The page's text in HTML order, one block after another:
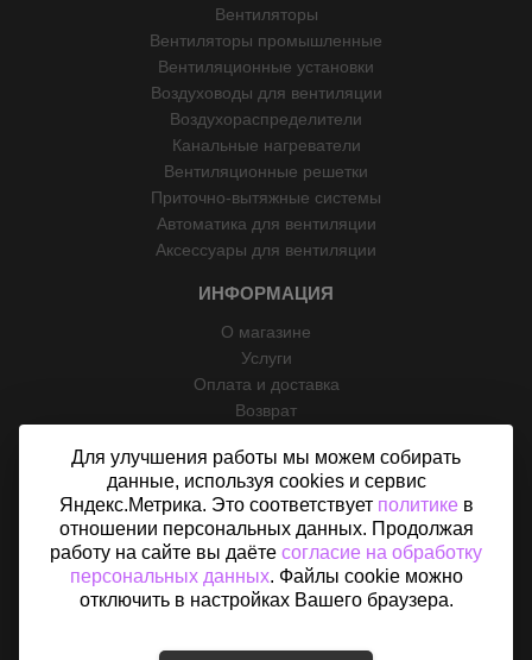
Вентиляторы
Вентиляторы промышленные
Вентиляционные установки
Воздуховоды для вентиляции
Воздухораспределители
Канальные нагреватели
Вентиляционные решетки
Приточно-вытяжные системы
Автоматика для вентиляции
Аксессуары для вентиляции
ИНФОРМАЦИЯ
О магазине
Услуги
Оплата и доставка
Возврат
Контакты
Политика конфиденциальности
Согласие на обработку персональных данных
Карта сайта
Для улучшения работы мы можем собирать
данные, используя cookies и сервис
Яндекс.Метрика. Это соответствует политикев
отношении персональных данных. Продолжая
работу на сайте вы даёте согласие на обработку
персональных данных. Файлы cookie можно
отключить в настройках Вашего браузера.